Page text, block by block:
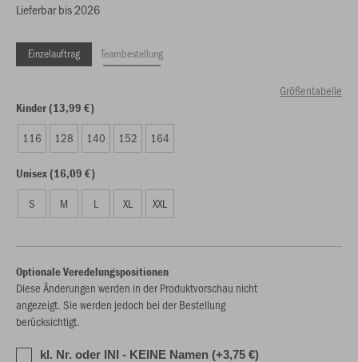
Lieferbar bis 2026
Einzelauftrag Teambestellung
Größentabelle
Kinder (13,99 €)
116 128 140 152 164
Unisex (16,09 €)
S M L XL XXL
Optionale Veredelungspositionen
Diese Änderungen werden in der Produktvorschau nicht
angezeigt. Sie werden jedoch bei der Bestellung
berücksichtigt.
kl. Nr. oder INI - KEINE Namen (+3,75 €)